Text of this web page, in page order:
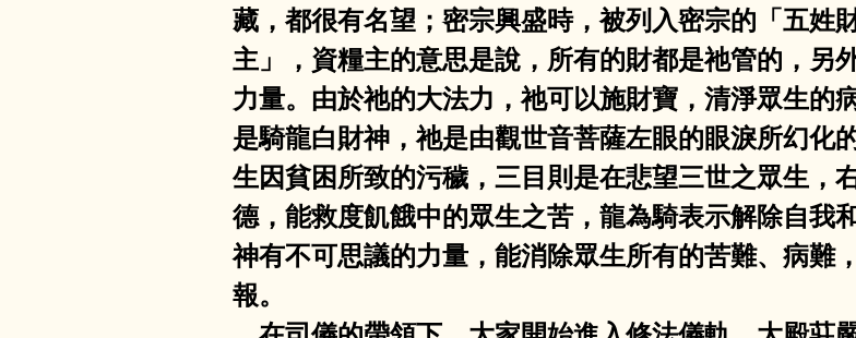
藏，都很有名望；密宗興盛時，被列入密宗的「五姓
主」，資糧主的意思是說，所有的財都是祂管的，另
力量。由於祂的大法力，祂可以施財寶，清淨眾生的
是騎龍白財神，祂是由觀世音菩薩左眼的眼淚所幻化
生因貧困所致的污穢，三目則是在悲望三世之眾生，
德，能救度飢餓中的眾生之苦，龍為騎表示解除自我
神有不可思議的力量，能消除眾生所有的苦難、病難
報。